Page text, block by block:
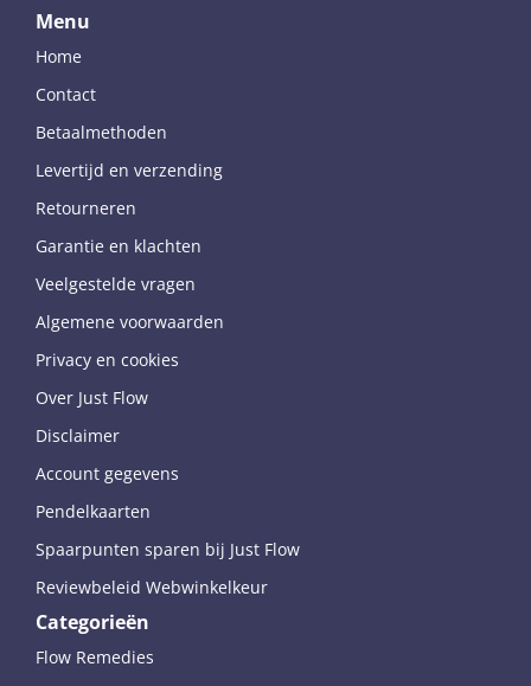
Menu
Home
Contact
Betaalmethoden
Levertijd en verzending
Retourneren
Garantie en klachten
Veelgestelde vragen
Algemene voorwaarden
Privacy en cookies
Over Just Flow
Disclaimer
Account gegevens
Pendelkaarten
Spaarpunten sparen bij Just Flow
Reviewbeleid Webwinkelkeur
Categorieën
Flow Remedies